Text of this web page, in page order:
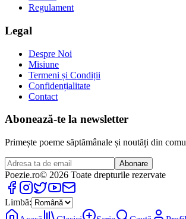
Regulament
Legal
Despre Noi
Misiune
Termeni și Condiții
Confidențialitate
Contact
Abonează-te la newsletter
Primește poeme săptămânale și noutăți din
Abonare
Poezie.ro© 2026 Toate drepturile rezervate
Limbă: